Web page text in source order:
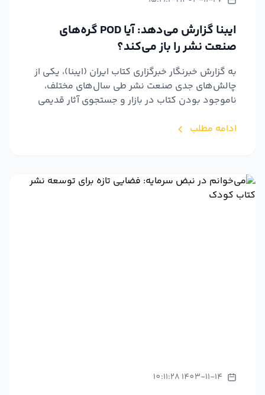
ایبنا گزارش می‌دهد: آیا POD گره‌های
صنعت نشر را باز می‌کند؟
به گزارش خبرنگار خبرگزاری کتاب ایران (ایبنا)، یکی از
چالش‌های جدی صنعت نشر طی سال‌های مختلف،
ناموجود بودن کتاب در بازار و جستجوی آثار قدیمی
ادامه مطلب
1403-11-14 10:11:28